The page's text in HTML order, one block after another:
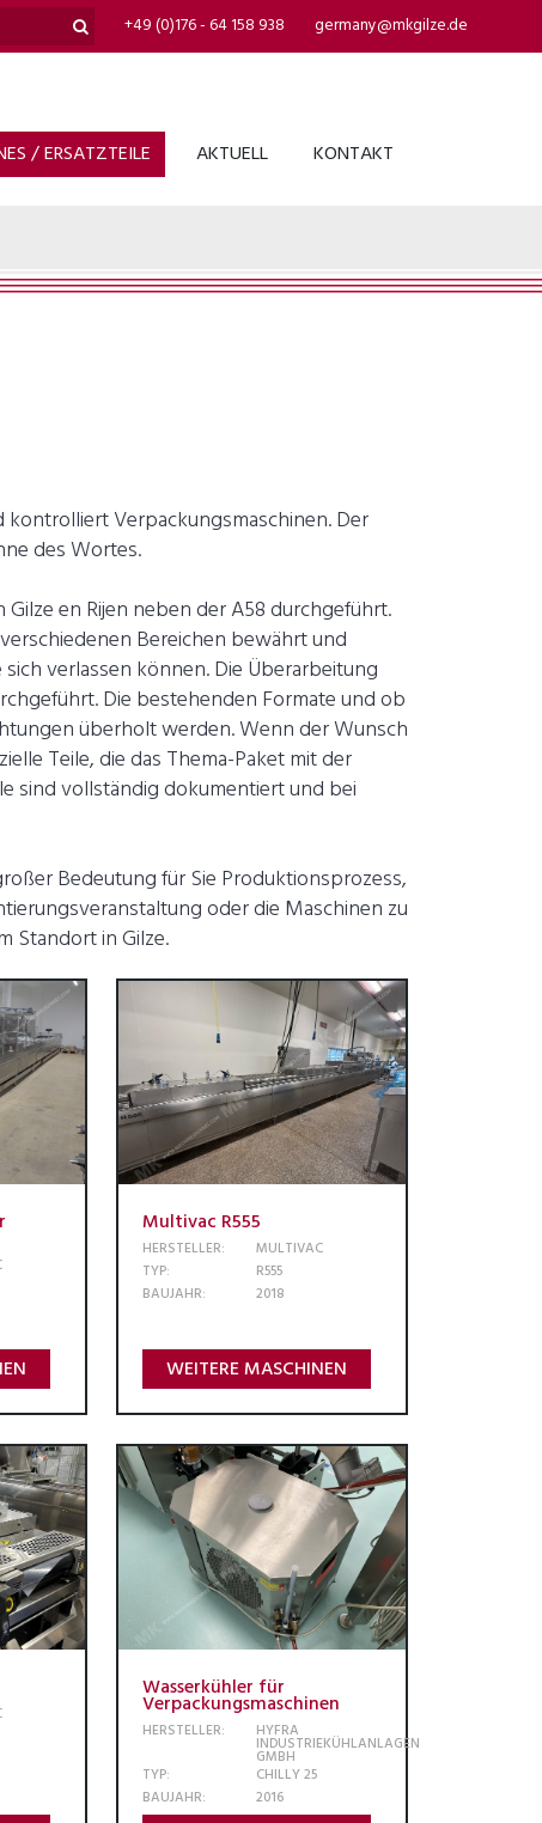
germany@mkgilze.de
+49 (0)176 - 64 158 938
/ ERSATZTEILE AKTUELL KONTAKT
Verpackungsmaschinen. Der
des Wortes.
en Rijen neben der A58 durchgeführt.
Bereichen bewährt und
verlassen können. Die Überarbeitung
Die bestehenden Formate und ob
überholt werden. Wenn der Wunsch
Teile, die das Thema-Paket mit der
sind vollständig dokumentiert und bei
Bedeutung für Sie Produktionsprozess,
oder die Maschinen zu
Standort in Gilze.
Multivac R555
HERSTELLER:
MULTIVAC
TYP:
R555
BAUJAHR:
2018
WEITERE MASCHINEN
Wasserkühler für
Verpackungsmaschinen
HERSTELLER: HYFRA
INDUSTRIEKÜHLANLAGEN
GMBH
TYP:
CHILLY 25
BAUJAHR:
2016